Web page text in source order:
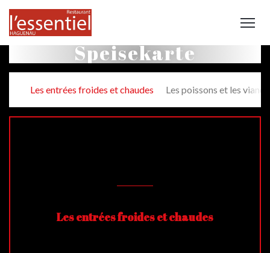
Speisekarte
Les entrées froides et chaudes Les poissons et les
Les entrées froides et chaudes